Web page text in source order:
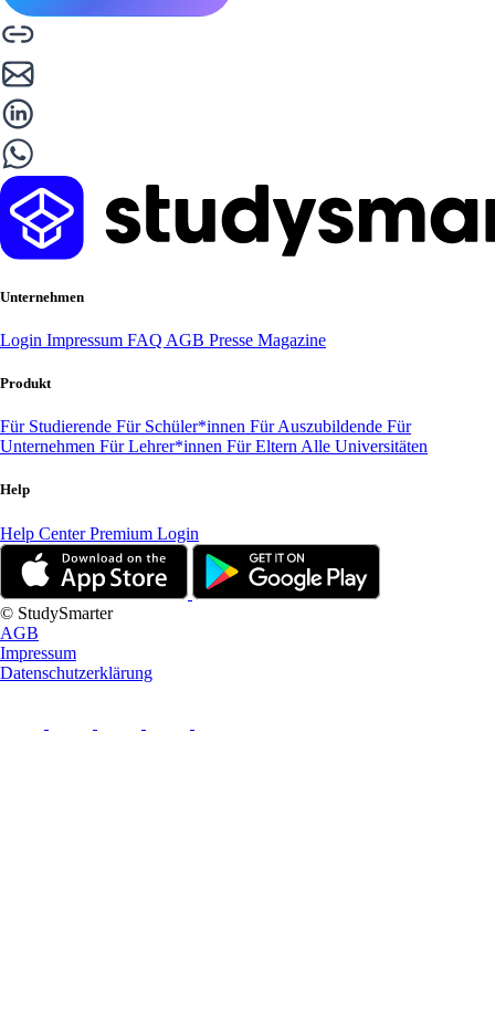
Unternehmen
Login Impressum FAQ AGB Presse Magazine
Produkt
Für Studierende Für Schüler*innen Für Auszubildende Für
Unternehmen Für Lehrer*innen Für Eltern Alle Universitäten
Help
Help CenterPremium Login
© StudySmarter
AGB
Impressum
Datenschutzerklärung